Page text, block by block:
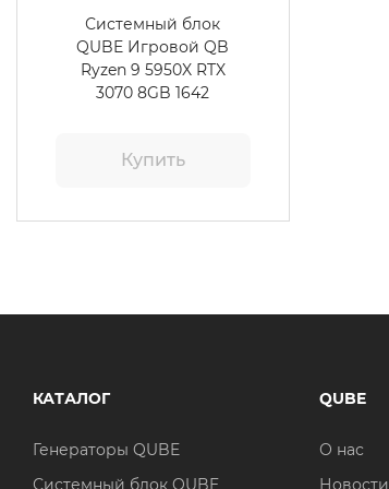
Системный блок
QUBE Игровой QB
Ryzen 9 5950X RTX
3070 8GB 1642
Купить
КАТАЛОГ
Генераторы QUBE
Системный блок QUBE
QUBE
О нас
Новости